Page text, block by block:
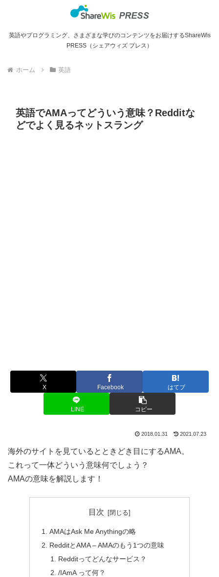
英語やプログラミング、さまざまな学びのコンテンツをお届けするShareWis
PRESS（シェアウィズ プレス）
ホーム 英語
英語でAMAってどういう意味？Redditな
どでよく見るネットスラング
X Facebook はてブ
LINE コピー
2018.01.31 2021.07.23
海外のサイトを見ているとときどき目にするAMA。
これって一体どういう意味何でしょう？
AMAの意味を解説します！
目次
AMAはAsk Me Anythingの略
RedditとAMA – AMAのもう1つの意味
Redditってどんなサービス？
/IAmA って何？